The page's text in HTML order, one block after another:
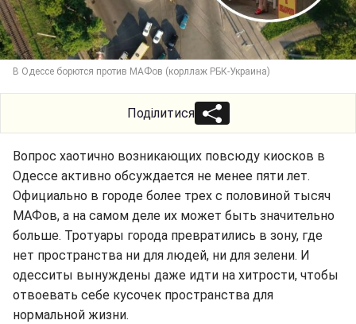
В Одессе борются против МАФов (корллаж РБК-Украина)
Поділитися
Вопрос хаотично возникающих повсюду киосков в
Одессе активно обсуждается не менее пяти лет.
Официально в городе более трех с половиной тысяч
МАФов, а на самом деле их может быть значительно
больше. Тротуары города превратились в зону, где
нет пространства ни для людей, ни для зелени. И
одесситы вынуждены даже идти на хитрости, чтобы
отвоевать себе кусочек пространства для
нормальной жизни.